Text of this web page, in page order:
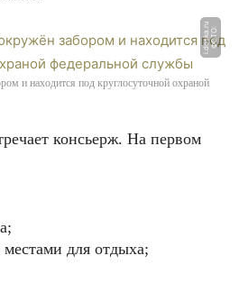
Ф
О
Т
О:
i.
d
o
s
k
a.
r
u
и находится под круглосуточной охраной
консьерж. На первом
для отдыха;